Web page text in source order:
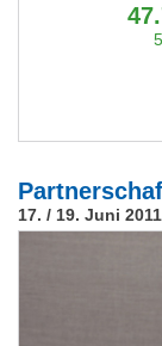
17. / 19. Juni 2011